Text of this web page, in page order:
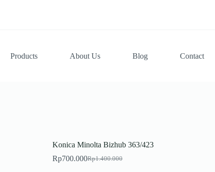
Products About Us Blog Contact
Konica Minolta Bizhub 363/423
Rp1.400.000
Original
Rp700.000Current